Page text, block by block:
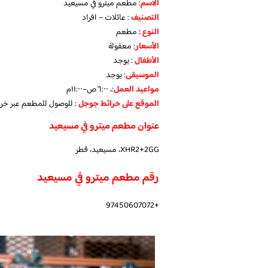
الاسم: مطعم ميترو في مسيعيد
التصنيف: عائلات – افراد
النوع :مطعم
الأسعار:معقولة
الأطفال:يوجد
الموسيقى:يوجد
مواعيد العمل:، ٦:٠٠ص–١١:٠٠م
الموقع على خرائط جوجل: للوصول للمطعم عبر
عنوان مطعم ميترو في مسيعيد
XHR2+2GG، مسيعيد، قطر
رقم مطعم ميترو في مسيعيد
+97450607072